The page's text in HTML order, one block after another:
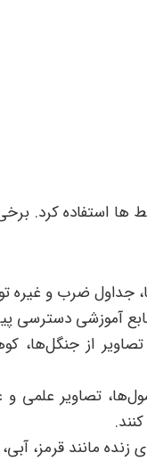
استفاده کرد.
جداول ضرب و غیره
آموزشی دسترسی
از جنگل‌ها،
تصاویر علمی
مانند قرمز،